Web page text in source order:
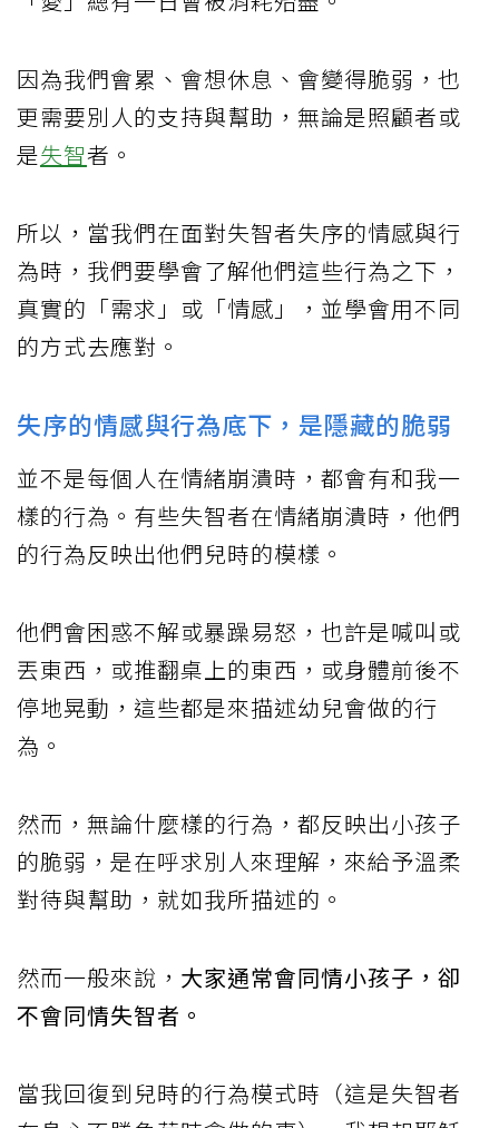
因為我們會累、會想休息、會變得脆弱，也
更需要別人的支持與幫助，無論是照顧者或
是失智者。
所以，當我們在面對失智者失序的情感與行
為時，我們要學會了解他們這些行為之下，
真實的「需求」或「情感」，並學會用不同
的方式去應對。
失序的情感與行為底下，是隱藏的脆弱
並不是每個人在情緒崩潰時，都會有和我一
樣的行為。有些失智者在情緒崩潰時，他們
的行為反映出他們兒時的模樣。
他們會困惑不解或暴躁易怒，也許是喊叫或
丟東西，或推翻桌上的東西，或身體前後不
停地晃動，這些都是來描述幼兒會做的行
為。
然而，無論什麼樣的行為，都反映出小孩子
的脆弱，是在呼求別人來理解，來給予溫柔
對待與幫助，就如我所描述的。
然而一般來說， 大家通常會同情小孩子，卻
不會同情失智者。
當我回復到兒時的行為模式時（這是失智者